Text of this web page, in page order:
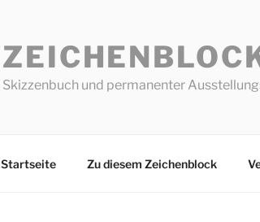
Skizzenbuch und permanenter
Startseite Zu diesem Zeichenblock